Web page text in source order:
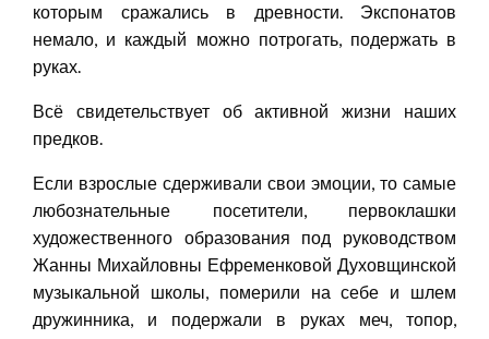
которым сражались в древности. Экспонатов
немало, и каждый можно потрогать, подержать в
руках.
Всё свидетельствует об активной жизни наших
предков.
Если взрослые сдерживали свои эмоции, то самые
любознательные посетители, первоклашки
художественного образования под руководством
Жанны Михайловны Ефременковой Духовщинской
музыкальной школы, померили на себе и шлем
дружинника, и подержали в руках меч, топор,